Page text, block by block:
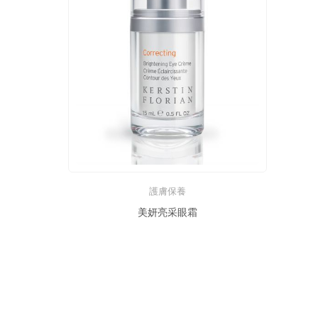
護膚保養
美妍亮采眼霜